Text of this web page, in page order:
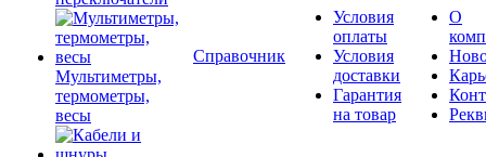
Мультиметры,
термометры,
весы
Справочник
Условия
оплаты
Условия
доставки
Гарантия
на товар
О